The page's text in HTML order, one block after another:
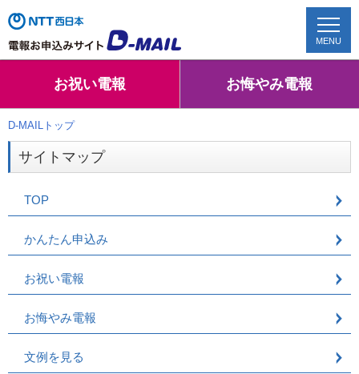
MENU
TOP 配達状況確認
お祝い電報
お祝い電報 お悔やみ電報
D-MAILトップ
サイトマップ
TOP
かんたん申込み
お祝い電報
お悔やみ電報
文例を見る